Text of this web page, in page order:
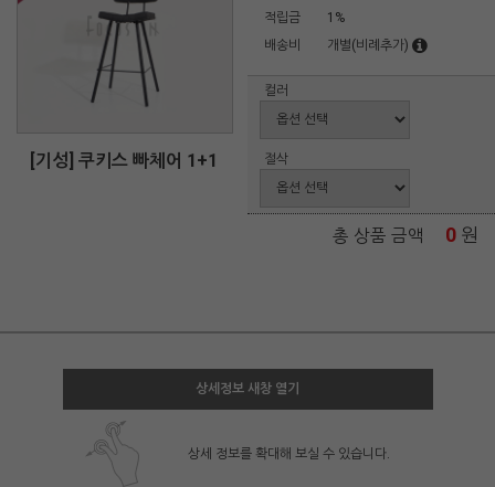
[기성] 쿠키스 빠체어 1+1
적립금
1%
배송비
개별(비례추가)
컬러
절삭
총 상품 금액 0 원
상세정보 새창 열기
상세 정보를 확대해 보실 수 있습니다.